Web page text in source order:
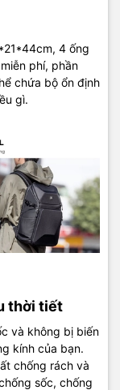
4 ống
phí, phần
chứa bộ ổn định
gì.
thời tiết
và không bị biến
kính của bạn.
chống rách và
sốc, chống